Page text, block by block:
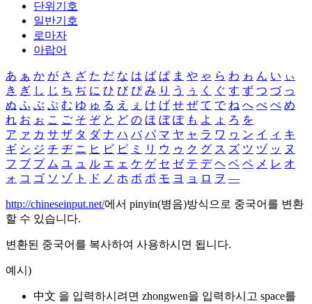
단위기호
일반기호
로마자
아랍어
あ ぁ か が さ ざ た だ な は ば ぱ ま や ゃ ら わ ゎ ん い ぃ
き ぎ し じ ち ぢ に ひ び ぴ み り う ぅ く ぐ す ず つ づ っ
ぬ ふ ぶ ぷ む ゆ ゅ る え ぇ け げ せ ぜ て で ね へ べ ぺ め
れ お ぉ こ ご そ ぞ と ど の ほ ぼ ぽ も よ ょ ろ を
ア ァ カ サ ザ タ ダ ナ ハ バ パ マ ヤ ャ ラ ワ ヮ ン イ ィ キ
ギ シ ジ チ ヂ ニ ヒ ビ ピ ミ リ ウ ゥ ク グ ス ズ ツ ヅ ッ ヌ
フ ブ プ ム ユ ュ ル エ ェ ケ ゲ セ ゼ テ デ ヘ ベ ペ メ レ オ
ォ コ ゴ ソ ゾ ト ド ノ ホ ボ ポ モ ヨ ョ ロ ヲ ―
http://chineseinput.net/에서 pinyin(병음)방식으로 중국어를 변환
할 수 있습니다.
변환된 중국어를 복사하여 사용하시면 됩니다.
예시)
中文 을 입력하시려면 zhongwen을 입력하시고 space를